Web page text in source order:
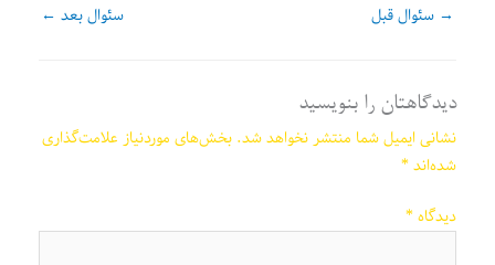
→ سئوال قبل سئوال بعد ←
دیدگاهتان را بنویسید
نشانی ایمیل شما منتشر نخواهد شد. بخش‌های موردنیاز علامت‌گذاری
شده‌اند*
دیدگاه*